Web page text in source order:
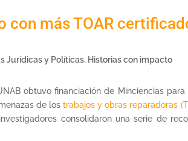
con más TOAR
Jurídicas y Políticas, Historias con impacto
obtuvo financiación de Minciencias para
de lostrabajos y obras reparadoras
consolidaron una serie de